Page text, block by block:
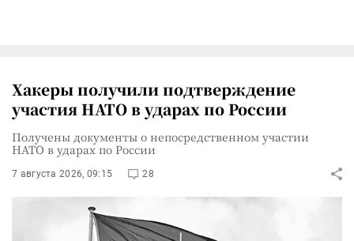
Хакеры получили подтверждение
участия НАТО в ударах по России
Получены документы о непосредственном участии
НАТО в ударах по России
7 августа 2026, 09:15 28